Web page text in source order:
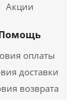
Акции
оплаты
доставки
возврата